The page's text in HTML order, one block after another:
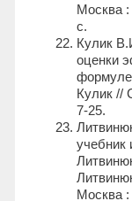
Москва
с.
Кулик
оценки
формуле
Кулик
7-25.
учебник
Москва